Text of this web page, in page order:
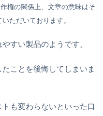
権の関係上、文章の意味はそ
ただいております。
すい製品のようです。
ことを後悔してしまいま
も変わらないといった口